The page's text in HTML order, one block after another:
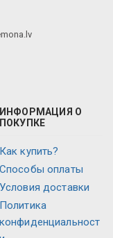
ИНФОРМАЦИЯ О
ПОКУПКЕ
Как купить?
Способы оплаты
Условия доставки
Политика
конфиденциальност